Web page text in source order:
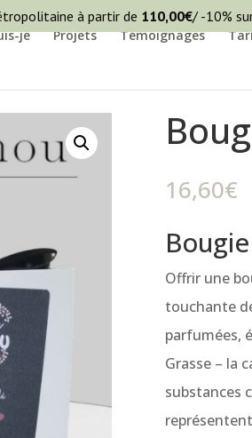
je Projets Témoignages
nounou
16,60€
Offrir une
touchante
parfumées,
Grasse – la
substances
à partir de 110,00€/ -10%